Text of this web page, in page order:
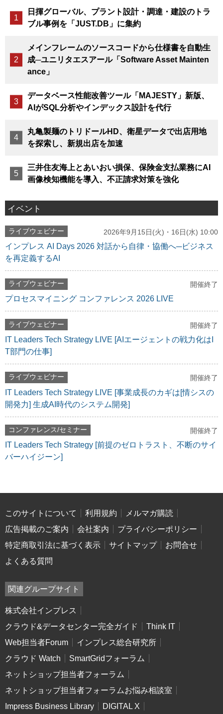
日揮グローバル、プラント設計・調達・建設のトラ
ブル事例を「JUST.DB」に集約
メインフレームのソースコードから仕様書を自動生
成─ユニリタエスアール「Software Asset Mainten
ance」
データベース性能改善ツール「MAJESTY」新版、
AIがSQL分析やインデックス設計を代行
丸亀製麺のトリドールHD、衛星データで出店用地
を探索し、新規出店を加速
三井住友海上とあいおい損保、保険金支払業務にAI
画像検知機能を導入、不正請求対策を強化
イベント
ライブウェビナー 2026年9月15日(火)・16日(水) 10:00
インプレス AI Days 2026 対話から自律・協働へ─ビジネス
を再定義するAI
ライブウェビナー 開催終了
プロセスマイニング コンファレンス 2026 LIVE
ライブウェビナー 開催終了
IT Leaders Tech Strategy LIVE [AIエージェントの戦力化はI
T部門の仕事]
ライブウェビナー 開催終了
IT Leaders Tech Strategy LIVE [事業成長のカギは[情シスの
開発力] 生成AI時代のシステム開発]
コンファレンス/セミナー 開催終了
IT Leaders Tech Strategy [前提のゼロトラスト、不断のサイ
バーハイジーン]
このサイトについて 利用規約
メルマガ購読
広告掲載のご案内
会社案内
プライバシーポリシー
特定商取引法に基づく表示
サイトマップ
お問合せ
よくある質問
関連グループサイト
株式会社インプレス
クラウド&データセンター完全ガイド
Think IT
Web担当者Forum
インプレス総合研究所
クラウド Watch
SmartGridフォーラム
ネットショップ担当者フォーラム
ネットショップ担当者フォーラムお悩み相談室
Impress Business Library
DIGITAL X